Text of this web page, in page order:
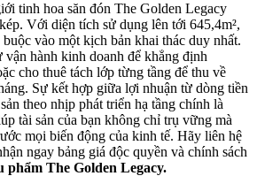
tinh hoa săn đón The Golden Legacy
Với diện tích sử dụng lên tới 645,4m²,
vào một kịch bản khai thác duy nhất.
vận hành kinh doanh để khẳng định
cho thuê tách lớp từng tầng để thu về
Sự kết hợp giữa lợi nhuận từ dòng tiền
theo nhịp phát triển hạ tầng chính là
tài sản của bạn không chỉ trụ vững mà
mọi biến động của kinh tế. Hãy liên hệ
ngay bảng giá độc quyền và chính sách
phẩm The Golden Legacy.